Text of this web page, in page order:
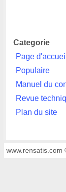
Categorie
Page d'accueil
Populaire
Manuel du
Revue
Plan du site
www.rensatis.com